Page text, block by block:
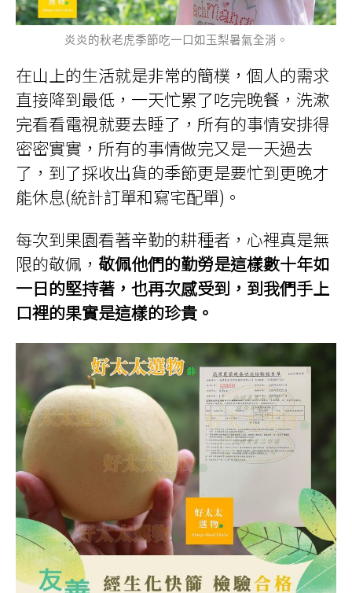
炎炎的秋老虎季節吃一口如玉梨暑氣全消。
在山上的生活就是非常的簡樸，個人的需求
直接降到最低，一天忙累了吃完晚餐，洗漱
完看看電視就要去睡了，所有的事情安排得
密密實實，所有的事情做完又是一天過去
了，到了採收出貨的季節更是要忙到更晚才
能休息(統計訂單和寫宅配單)。
每次到果園看著辛勤的耕種者，心裡真是無
限的敬佩， 敬佩他們的勤勞是這樣數十年如
一日的堅持著，也再次感受到，到我們手上
口裡的果實是這樣的珍貴。